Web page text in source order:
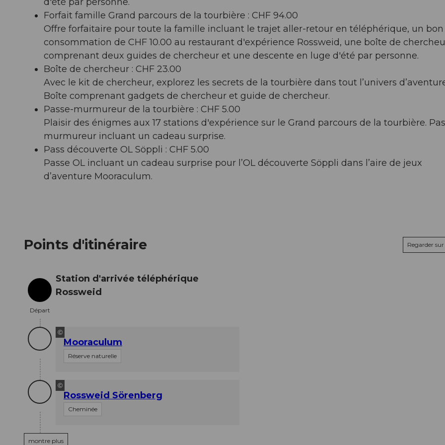
Forfait famille Grand parcours de la tourbière : CHF 94.00
Offre forfaitaire pour toute la famille incluant le trajet aller-retour en téléphérique, un bon
consommation de CHF 10.00 au restaurant d'expérience Rossweid, une boîte de
comprenant deux guides de chercheur et une descente en luge d'été par personne.
Boîte de chercheur : CHF 23.00
Avec le kit de chercheur, explorez les secrets de la tourbière dans tout l’univers
Boîte comprenant gadgets de chercheur et guide de chercheur.
Passe-murmureur de la tourbière : CHF 5.00
Plaisir des énigmes aux 17 stations d'expérience sur le Grand parcours de la tourbière.
murmureur incluant un cadeau surprise.
Pass découverte OL Söppli : CHF 5.00
Passe OL incluant un cadeau surprise pour l’OL découverte Söppli dans l’aire de jeux
d’aventure Mooraculum.
Points d'itinéraire Regarder
Départ
Départ
Station d'arrivée téléphérique
Rossweid
©
Mooraculum
Réserve naturelle
©
Rossweid Sörenberg
Cheminée
montre plus